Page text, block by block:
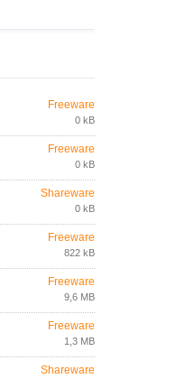
Freeware
0 kB
Freeware
0 kB
Shareware
0 kB
Freeware
822 kB
Freeware
9,6 MB
Freeware
1,3 MB
Shareware